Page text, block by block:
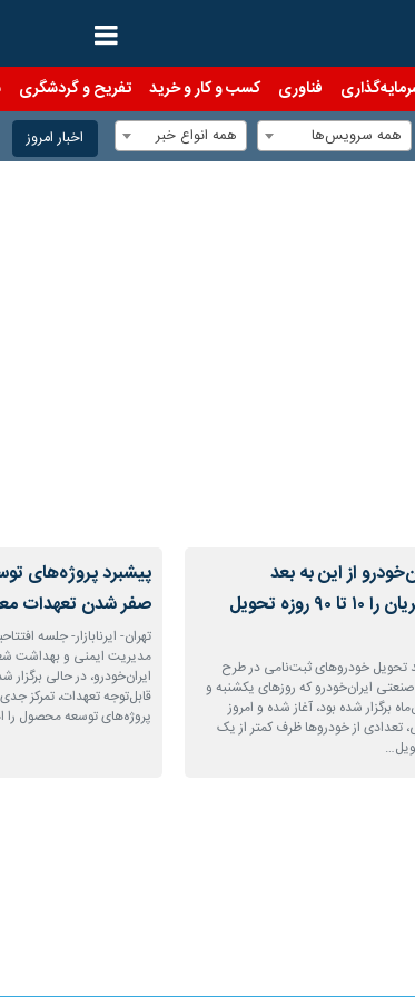
فناوری کسب و کار و خرید تفریح و گردشگری
همه سرویس‌ها همه انواع خبر اخبار امروز
از این به بعد
خودروهای مشتریان را ۱۰ تا ۹۰ روزه تحویل
تحویل خودروهای ثبت‌نامی در طرح
ایران‌خودرو که روزهای یکشنبه و
۲۶ و ۲۷ بهمن‌ماه برگزار شده بود، آغاز شده و امروز
تعدادی از خودروها ظرف کمتر از یک
پیشبرد پروژه‌های
صفر شدن تعهدات
تهران- ایرنابازار- جلسه
مدیریت ایمنی و بهداشت
ایران‌خودرو، در حالی
قابل‌توجه تعهدات، تمرکز
پروژه‌های توسعه محصول را